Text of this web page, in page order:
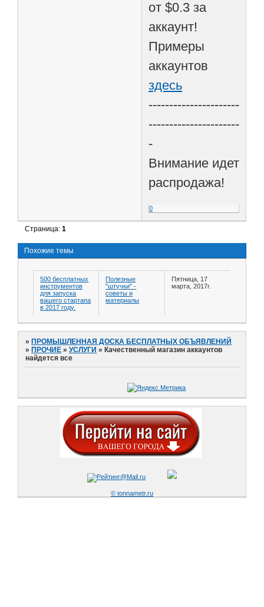
от $0.3 за
аккаунт!
Примеры
аккаунтов
здесь
----------------------
----------------------
-
Внимание идет
распродажа!
0
Страница:1
Похожие темы
500 бесплатных
инструментов
для запуска
вашего стартапа
в 2017 году.
Полезные
"штучки" -
советы и
материалы
Пятница, 17
марта, 2017г.
»ПРОМЫШЛЕННАЯ ДОСКА БЕСПЛАТНЫХ ОБЪЯВЛЕНИЙ
»ПРОЧИЕ »УСЛУГИ »Качественный магазин аккаунтов
найдется все
© tonnametr.ru